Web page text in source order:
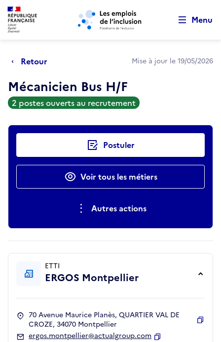
Aller au menu principal Aller au contenu principal
Menu
Retour Mise à jour le 19/05/2026
Mécanicien Bus H/F
2 postes ouverts au recrutement
Actions rapides Postuler
Voir tous les métiers
Autres actions
ETTI
ERGOS Montpellier
70 Avenue Maurice Planès, QUARTIER VAL DE
CROZE, 34070 Montpellier
ergos.montpellier@actualgroup.com
Retour au début de la page
Panneau de gestion des cookies